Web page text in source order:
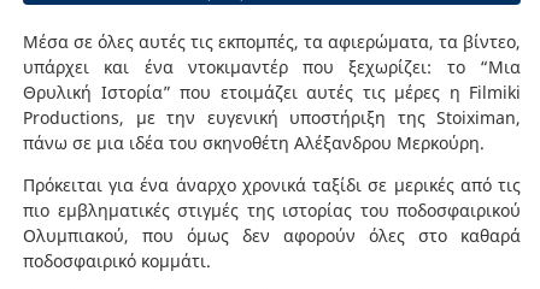
Μέσα σε όλες αυτές τις εκπομπές, τα αφιερώματα, τα βίντεο,
υπάρχει και ένα ντοκιμαντέρ που ξεχωρίζει: το “Μια
Θρυλική Ιστορία” που ετοιμάζει αυτές τις μέρες η Filmiki
Productions, με την ευγενική υποστήριξη της Stoiximan,
πάνω σε μια ιδέα του σκηνοθέτη Αλέξανδρου Μερκούρη.
Πρόκειται για ένα άναρχο χρονικά ταξίδι σε μερικές από τις
πιο εμβληματικές στιγμές της ιστορίας του ποδοσφαιρικού
Ολυμπιακού, που όμως δεν αφορούν όλες στο καθαρά
ποδοσφαιρικό κομμάτι.